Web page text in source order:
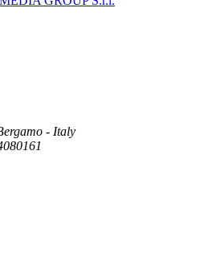
- Italy